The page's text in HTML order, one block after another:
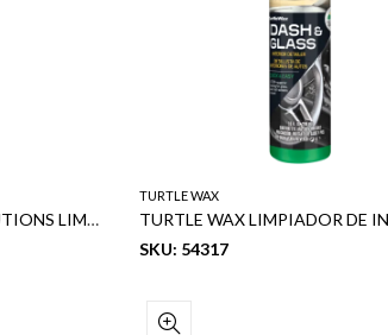
TURTLE WAX HYBRID SOLUTIONS LIMPIADOR Y DETALLADOR INTERIOR DE AUTOS 20 OZ
TURTLE WAX
SKU: 54317